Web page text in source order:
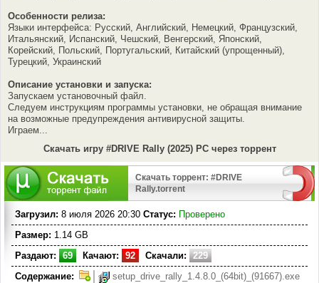
Особенности релиза:
Языки интерфейса: Русский, Английский, Немецкий, Французский,
Итальянский, Испанский, Чешский, Венгерский, Японский,
Корейский, Польский, Португальский, Китайский (упрощенный),
Турецкий, Украинский
Описание установки и запуска:
Запускаем установочный файл.
Следуем инструкциям программы установки, не обращая внимание
на возможные предупреждения антивирусной защиты.
Играем...
Скачать игру #DRIVE Rally (2025) PC через торрент
Скачать торрент: #DRIVE
Rally.torrent
Загрузил: 8 июля 2026 20:30 Статус: Проверено
Размер: 1.14 GB
Раздают:
69 Качают: 92 Скачали:
229
Содержание:
setup_drive_rally_1.4.8.0_(64bit)_(91667).exe